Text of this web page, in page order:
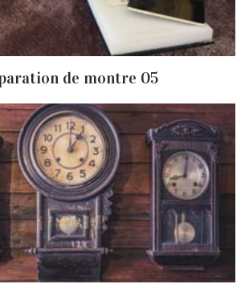
de montre 05